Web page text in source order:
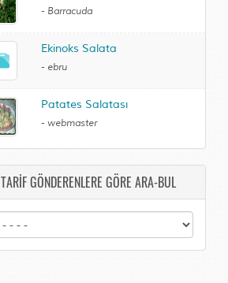
- Barracuda
Ekinoks Salata
- ebru
Patates Salatası
- webmaster
TARİF GÖNDERENLERE GÖRE ARA-BUL